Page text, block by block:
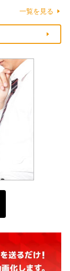
一覧を見る